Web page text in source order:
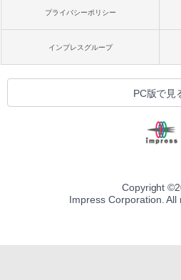
プライバシーポリシー
インプレスグループ
PC版で見
Copyright ©
Impress Corporation. All